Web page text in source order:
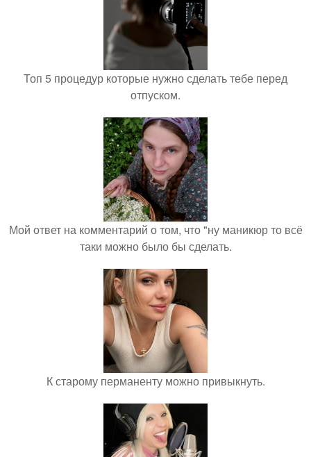
Топ 5 процедур которые нужно сделать тебе перед
отпуском.
Мой ответ на комментарий о том, что "ну маникюр то всё
таки можно было бы сделать.
К старому перманенту можно привыкнуть.